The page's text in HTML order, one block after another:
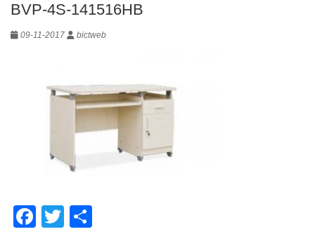
BVP-4S-141516HB
09-11-2017 bictweb
F
T